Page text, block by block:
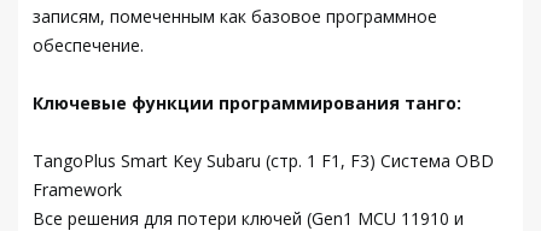
записям, помеченным как базовое программное
обеспечение.
Ключевые функции программирования танго:
TangoPlus Smart Key Subaru (стр. 1 F1, F3) Система OBD
Framework
Все решения для потери ключей (Gen1 MCU 11910 и